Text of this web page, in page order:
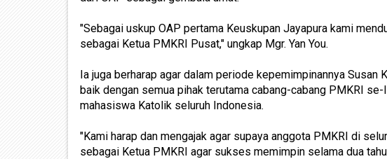
"Sebagai uskup OAP pertama Keuskupan Jayapura kami
sebagai Ketua PMKRI Pusat," ungkap Mgr. Yan You.
Ia juga berharap agar dalam periode kepemimpinannya Susan
baik dengan semua pihak terutama cabang-cabang PMKRI
mahasiswa Katolik seluruh Indonesia.
"Kami harap dan mengajak agar supaya anggota PMKRI di
sebagai Ketua PMKRI agar sukses memimpin selama dua